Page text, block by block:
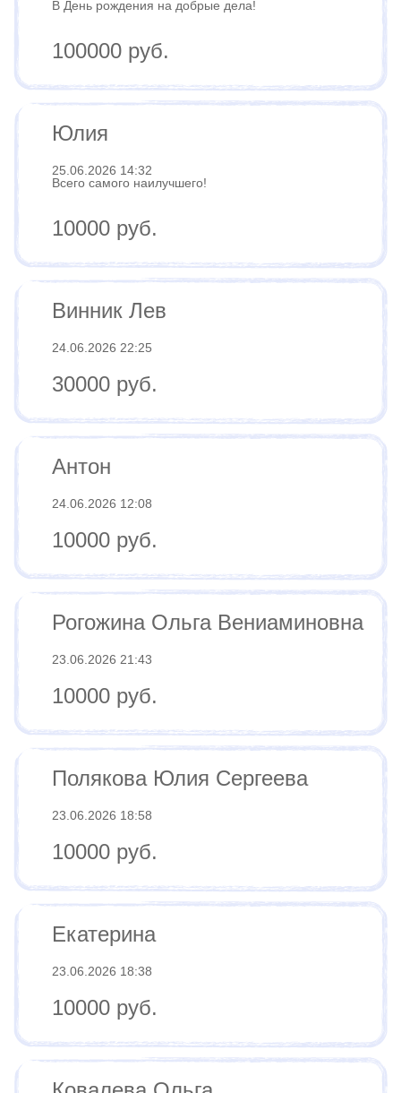
В День рождения на добрые дела!
100000 руб.
Юлия
25.06.2026 14:32
Всего самого наилучшего!
10000 руб.
Винник Лев
24.06.2026 22:25
30000 руб.
Антон
24.06.2026 12:08
10000 руб.
Рогожина Ольга Вениаминовна
23.06.2026 21:43
10000 руб.
Полякова Юлия Сергеева
23.06.2026 18:58
10000 руб.
Екатерина
23.06.2026 18:38
10000 руб.